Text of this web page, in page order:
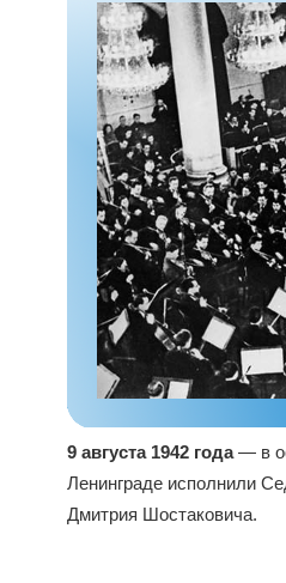
9 августа 1942 года— в
Ленинграде исполнили
Дмитрия Шостаковича.